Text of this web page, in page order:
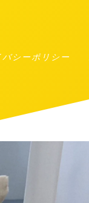
シーポリシー